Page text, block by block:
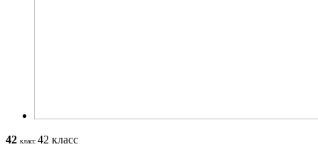
42 класс 42 класс